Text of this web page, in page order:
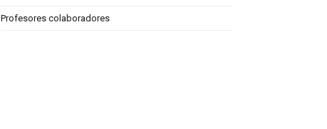
Profesores colaboradores